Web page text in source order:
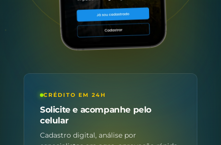
CRÉDITO EM 24H
Solicite e acompanhe pelo
celular
Cadastro digital, análise por